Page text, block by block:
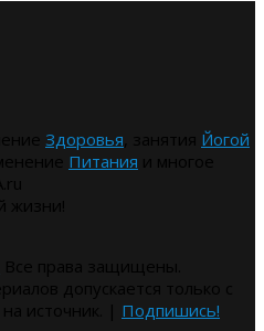
Здоровья
Йогой
Питания
Подпишись!